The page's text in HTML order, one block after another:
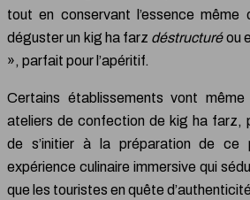
tout en conservant l’essence
déguster un kig ha farz déstructuréou
», parfait pour l’apéritif.
Certains établissements vont même
ateliers de confection de kig ha farz,
de s’initier à la préparation de ce
expérience culinaire immersive qui
que les touristes en quête